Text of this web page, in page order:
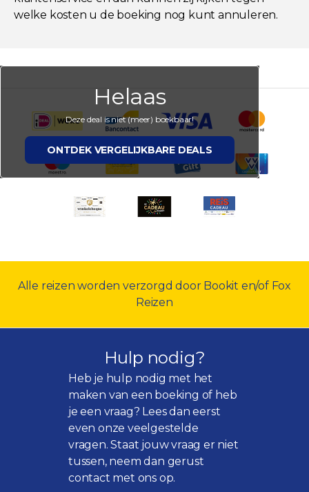
welke kosten u de boeking nog kunt annuleren.
Helaas
Deze deal is niet (meer) boekbaar!
ONTDEK VERGELIJKBARE DEALS
Alle reizen worden verzorgd door Bookit en/of Fox
Reizen
Hulp nodig?
Heb je hulp nodig met het
maken van een boeking of heb
je een vraag? Lees dan eerst
even onzeveelgestelde
vragen. Staat jouw vraag er niet
tussen, neem dan gerust
contact met ons op.